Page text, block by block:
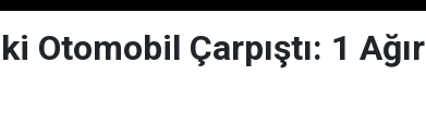
Otomobil Çarpıştı: 1 Ağır